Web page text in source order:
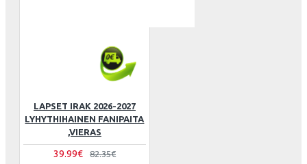
LAPSET IRAK 2026-2027
LYHYTHIHAINEN FANIPAITA
,VIERAS
39.99€ 82.35€